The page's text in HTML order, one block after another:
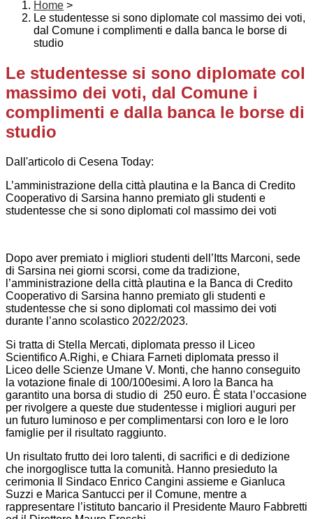
Home >
Le studentesse si sono diplomate col massimo dei voti,
dal Comune i complimenti e dalla banca le borse di
studio
Le studentesse si sono diplomate col
massimo dei voti, dal Comune i
complimenti e dalla banca le borse di
studio
Dall'articolo di Cesena Today:
L’amministrazione della città plautina e la Banca di Credito
Cooperativo di Sarsina hanno premiato gli studenti e
studentesse che si sono diplomati col massimo dei voti
Dopo aver premiato i migliori studenti dell’Itts Marconi, sede
di Sarsina nei giorni scorsi, come da tradizione,
l’amministrazione della città plautina e la Banca di Credito
Cooperativo di Sarsina hanno premiato gli studenti e
studentesse che si sono diplomati col massimo dei voti
durante l’anno scolastico 2022/2023.
Si tratta di Stella Mercati, diplomata presso il Liceo
Scientifico A.Righi, e Chiara Farneti diplomata presso il
Liceo delle Scienze Umane V. Monti, che hanno conseguito
la votazione finale di 100/100esimi. A loro la Banca ha
garantito una borsa di studio di 250 euro. È stata l’occasione
per rivolgere a queste due studentesse i migliori auguri per
un futuro luminoso e per complimentarsi con loro e le loro
famiglie per il risultato raggiunto.
Un risultato frutto dei loro talenti, di sacrifici e di dedizione
che inorgoglisce tutta la comunità. Hanno presieduto la
cerimonia Il Sindaco Enrico Cangini assieme e Gianluca
Suzzi e Marica Santucci per il Comune, mentre a
rappresentare l’istituto bancario il Presidente Mauro Fabbretti